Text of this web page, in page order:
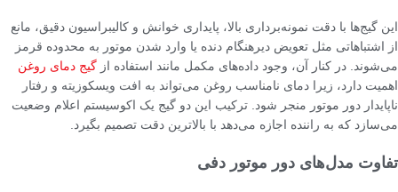
این گیج‌ها با دقت نمونه‌برداری بالا، پایداری خوانش و کالیبراسیون دقیق، مانع
از اشتباهاتی مثل تعویض دیرهنگام دنده یا وارد شدن موتور به محدوده قرمز
می‌شوند. در کنار آن، وجود داده‌های مکمل مانند استفاده از گیج دمای روغن
اهمیت دارد، زیرا دمای نامناسب روغن می‌تواند به افت ویسکوزیته و رفتار
ناپایدار دور موتور منجر شود. ترکیب این دو گیج یک اکوسیستم اعلام وضعیت
می‌سازد که به راننده اجازه می‌دهد با بالاترین دقت تصمیم بگیرد.
تفاوت مدل‌های دور موتور دفی